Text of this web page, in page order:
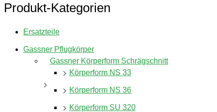
Produkt-Kategorien
Ersatzteile
Gassner Pflugkörper
Gassner Körperform Schrägschnitt
Körperform NS 33
Körperform NS 36
Körperform SU 320